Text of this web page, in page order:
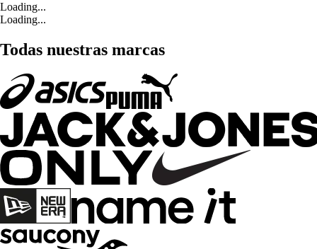
Loading...
Loading...
Todas nuestras marcas